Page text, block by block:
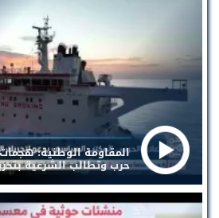
المقاومة الوطنية:
حرب وتطالب الشرعية